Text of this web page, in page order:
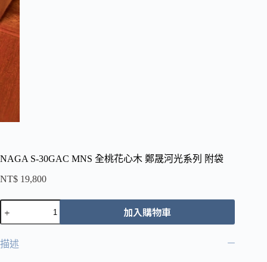
NAGA S-30GAC MNS 全桃花心木 鄭晟河光系列 附袋
NT$ 19,800
NAGA
S-
30GAC
全
加入購物車
描述